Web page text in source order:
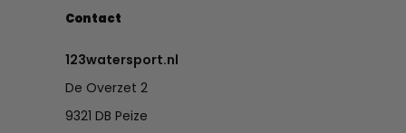
Contact
123watersport.nl
De Overzet 2
9321 DB Peize